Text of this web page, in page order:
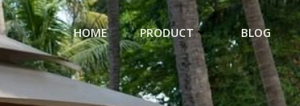
HOME PRODUCT BLOG